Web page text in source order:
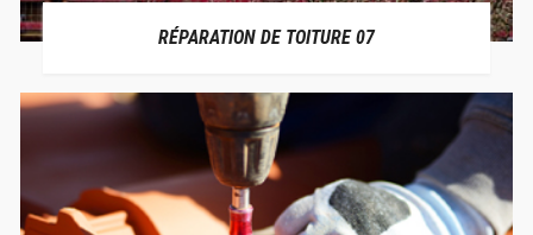
RÉPARATION DE TOITURE 07